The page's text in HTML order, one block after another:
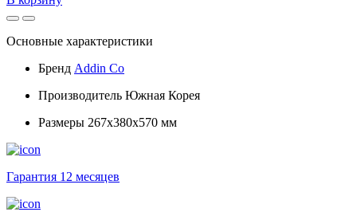
Основные характеристики
Бренд Addin Co
Производитель Южная Корея
Размеры 267х380х570 мм
Гарантия 12 месяцев